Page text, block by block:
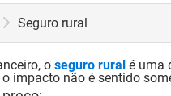
Seguro rural
o seguro rural é uma
impacto não é sentido